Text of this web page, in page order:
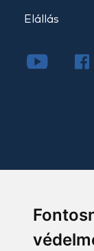
Elállás